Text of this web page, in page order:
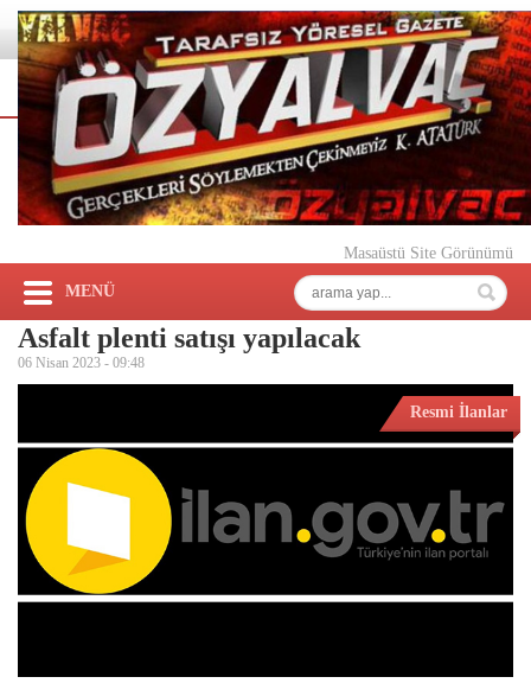
Masaüstü Site Görünümü
MENÜ
Asfalt plenti satışı yapılacak
06 Nisan 2023 - 09:48
Resmi İlanlar